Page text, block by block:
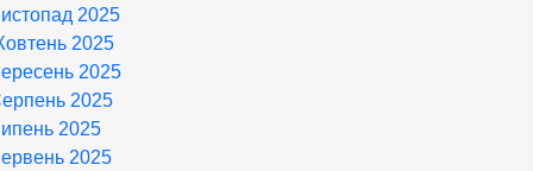
2025
2025
2025
2025
2025
2025